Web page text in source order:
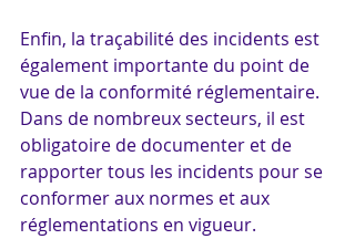
Enfin, la traçabilité des incidents est
également importante du point de
vue de la conformité réglementaire.
Dans de nombreux secteurs, il est
obligatoire de documenter et de
rapporter tous les incidents pour se
conformer aux normes et aux
réglementations en vigueur.